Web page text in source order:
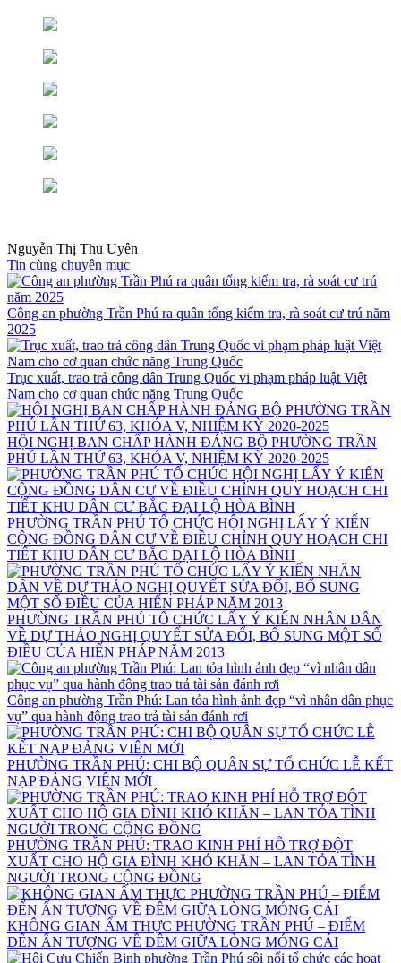
Nguyễn Thị Thu Uyên
Tin cùng chuyên mục
Công an phường Trần Phú ra quân tổng kiểm tra, rà soát cư trú năm
2025
Trục xuất, trao trả công dân Trung Quốc vi phạm pháp luật Việt
Nam cho cơ quan chức năng Trung Quốc
HỘI NGHỊ BAN CHẤP HÀNH ĐẢNG BỘ PHƯỜNG TRẦN
PHÚ LẦN THỨ 63, KHÓA V, NHIỆM KỲ 2020-2025
PHƯỜNG TRẦN PHÚ TỔ CHỨC HỘI NGHỊ LẤY Ý KIẾN
CỘNG ĐỒNG DÂN CƯ VỀ ĐIỀU CHỈNH QUY HOẠCH CHI
TIẾT KHU DÂN CƯ BẮC ĐẠI LỘ HÒA BÌNH
PHƯỜNG TRẦN PHÚ TỔ CHỨC LẤY Ý KIẾN NHÂN DÂN
VỀ DỰ THẢO NGHỊ QUYẾT SỬA ĐỔI, BỔ SUNG MỘT SỐ
ĐIỀU CỦA HIẾN PHÁP NĂM 2013
Công an phường Trần Phú: Lan tỏa hình ảnh đẹp “vì nhân dân phục
vụ” qua hành động trao trả tài sản đánh rơi
PHƯỜNG TRẦN PHÚ: CHI BỘ QUÂN SỰ TỔ CHỨC LỄ KẾT
NẠP ĐẢNG VIÊN MỚI
PHƯỜNG TRẦN PHÚ: TRAO KINH PHÍ HỖ TRỢ ĐỘT
XUẤT CHO HỘ GIA ĐÌNH KHÓ KHĂN – LAN TỎA TÌNH
NGƯỜI TRONG CỘNG ĐỒNG
KHÔNG GIAN ẨM THỰC PHƯỜNG TRẦN PHÚ – ĐIỂM
ĐẾN ẤN TƯỢNG VỀ ĐÊM GIỮA LÒNG MÓNG CÁI